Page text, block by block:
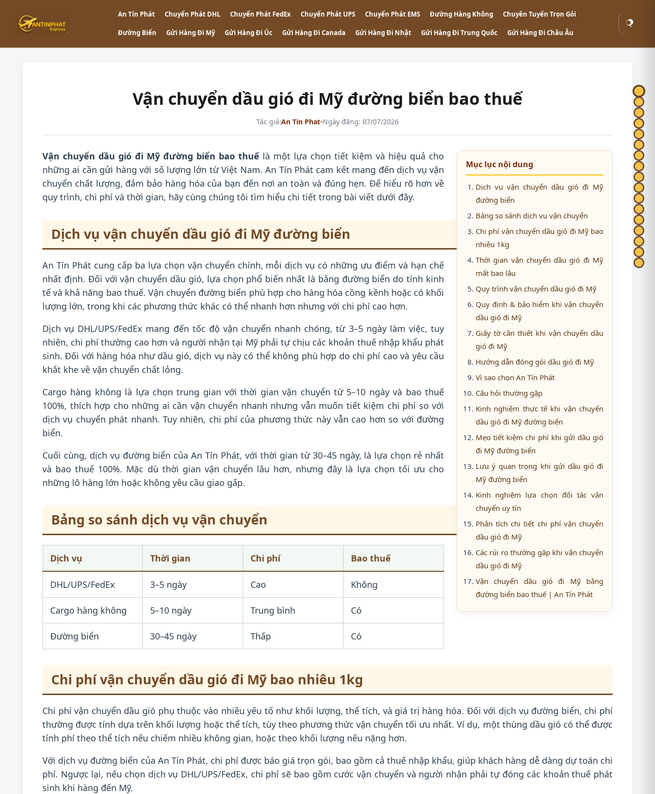
An Tín Phát Chuyển Phát DHL Chuyển Phát FedEx Chuyển Phát UPS Chuyển Phát EMS Đường Hàng Không Chuyên Tuyến Trọn Gói
Đường Biển Gửi Hàng Đi Mỹ Gửi Hàng Đi Úc Gửi Hàng Đi Canada Gửi Hàng Đi Nhật Gửi Hàng Đi Trung Quốc Gửi Hàng Đi Châu Âu
Tìm
Vận chuyển dầu gió đi Mỹ đường biển bao thuế
Tác giả:An Tin Phat•Ngày đăng: 07/07/2026
Mục lục nội dung
Dịch vụ vận chuyển dầu gió đi Mỹ
đường biển
Bảng so sánh dịch vụ vận chuyển
Chi phí vận chuyển dầu gió đi Mỹ bao
nhiêu 1kg
Thời gian vận chuyển dầu gió đi Mỹ
mất bao lâu
Quy trình vận chuyển dầu gió đi Mỹ
Quy định & bảo hiểm khi vận chuyển
dầu gió đi Mỹ
Giấy tờ cần thiết khi vận chuyển dầu
gió đi Mỹ
Hướng dẫn đóng gói dầu gió đi Mỹ
Vì sao chọn An Tín Phát
Câu hỏi thường gặp
Kinh nghiệm thực tế khi vận chuyển
dầu gió đi Mỹ đường biển
Mẹo tiết kiệm chi phí khi gửi dầu gió
đi Mỹ đường biển
Lưu ý quan trọng khi gửi dầu gió đi
Mỹ đường biển
Kinh nghiệm lựa chọn đối tác vận
chuyển uy tín
Phân tích chi tiết chi phí vận chuyển
dầu gió đi Mỹ
Các rủi ro thường gặp khi vận chuyển
dầu gió đi Mỹ
Vận chuyển dầu gió đi Mỹ bằng
đường biển bao thuế | An Tín Phát
Vận chuyển dầu gió đi Mỹ đường biển bao thuế là một lựa chọn tiết kiệm và hiệu quả cho
những ai cần gửi hàng với số lượng lớn từ Việt Nam. An Tín Phát cam kết mang đến dịch vụ vận
chuyển chất lượng, đảm bảo hàng hóa của bạn đến nơi an toàn và đúng hẹn. Để hiểu rõ hơn về
quy trình, chi phí và thời gian, hãy cùng chúng tôi tìm hiểu chi tiết trong bài viết dưới đây.
Dịch vụ vận chuyển dầu gió đi Mỹ đường biển
An Tín Phát cung cấp ba lựa chọn vận chuyển chính, mỗi dịch vụ có những ưu điểm và hạn chế
nhất định. Đối với vận chuyển dầu gió, lựa chọn phổ biến nhất là bằng đường biển do tính kinh
tế và khả năng bao thuế. Vận chuyển đường biển phù hợp cho hàng hóa cồng kềnh hoặc có khối
lượng lớn, trong khi các phương thức khác có thể nhanh hơn nhưng với chi phí cao hơn.
Dịch vụ DHL/UPS/FedEx mang đến tốc độ vận chuyển nhanh chóng, từ 3–5 ngày làm việc, tuy
nhiên, chi phí thường cao hơn và người nhận tại Mỹ phải tự chịu các khoản thuế nhập khẩu phát
sinh. Đối với hàng hóa như dầu gió, dịch vụ này có thể không phù hợp do chi phí cao và yêu cầu
khắt khe về vận chuyển chất lỏng.
Cargo hàng không là lựa chọn trung gian với thời gian vận chuyển từ 5–10 ngày và bao thuế
100%, thích hợp cho những ai cần vận chuyển nhanh nhưng vẫn muốn tiết kiệm chi phí so với
dịch vụ chuyển phát nhanh. Tuy nhiên, chi phí của phương thức này vẫn cao hơn so với đường
biển.
Cuối cùng, dịch vụ đường biển của An Tín Phát, với thời gian từ 30–45 ngày, là lựa chọn rẻ nhất
và bao thuế 100%. Mặc dù thời gian vận chuyển lâu hơn, nhưng đây là lựa chọn tối ưu cho
những lô hàng lớn hoặc không yêu cầu giao gấp.
Bảng so sánh dịch vụ vận chuyển
Dịch vụ Thời gian Chi phí Bao thuế
DHL/UPS/FedEx 3–5 ngày Cao Không
Cargo hàng không 5–10 ngày Trung bình Có
Đường biển 30–45 ngày Thấp Có
Chi phí vận chuyển dầu gió đi Mỹ bao nhiêu 1kg
Chi phí vận chuyển dầu gió phụ thuộc vào nhiều yếu tố như khối lượng, thể tích, và giá trị hàng hóa. Đối với dịch vụ đường biển, chi phí
thường được tính dựa trên khối lượng hoặc thể tích, tùy theo phương thức vận chuyển tối ưu nhất. Ví dụ, một thùng dầu gió có thể được
tính phí theo thể tích nếu chiếm nhiều không gian, hoặc theo khối lượng nếu nặng hơn.
Với dịch vụ đường biển của An Tín Phát, chi phí được báo giá trọn gói, bao gồm cả thuế nhập khẩu, giúp khách hàng dễ dàng dự toán chi
phí. Ngược lại, nếu chọn dịch vụ DHL/UPS/FedEx, chi phí sẽ bao gồm cước vận chuyển và người nhận phải tự đóng các khoản thuế phát
sinh khi hàng đến Mỹ.